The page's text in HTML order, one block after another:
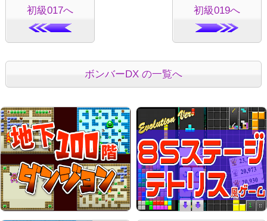
初級017へ 初級019へ
ボンバーDX の一覧へ